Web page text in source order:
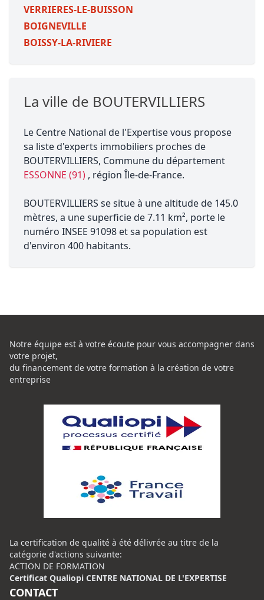
VERRIERES-LE-BUISSON
BOIGNEVILLE
BOISSY-LA-RIVIERE
La ville de BOUTERVILLIERS
Le Centre National de l'Expertise vous propose
sa liste d'experts immobiliers proches de
BOUTERVILLIERS, Commune du département
ESSONNE (91) , région Île-de-France.
BOUTERVILLIERS se situe à une altitude de 145.0
mètres, a une superficie de 7.11 km², porte le
numéro INSEE 91098 et sa population est
d'environ 400 habitants.
Notre équipe est à votre écoute pour vous accompagner dans
votre projet,
du financement de votre formation à la création de votre
entreprise
La certification de qualité à été délivrée au titre de la
catégorie d'actions suivante:
ACTION DE FORMATION
Certificat Qualiopi CENTRE NATIONAL DE L'EXPERTISE
CONTACT